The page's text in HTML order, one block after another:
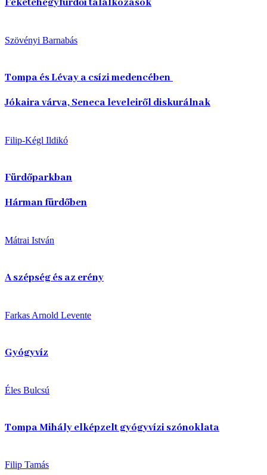
Feketehegyfürdői találkozások
Szövényi Barnabás
Tompa és Lévay a csízi medencében
Jókaira várva, Seneca leveleiről diskurálnak
Filip-Kégl Ildikó
Fürdőparkban
Hárman fürdőben
Mátrai István
A szépség és az erény
Farkas Arnold Levente
Gyógyvíz
Éles Bulcsú
Tompa Mihály elképzelt gyógyvízi szónoklata
Filip Tamás